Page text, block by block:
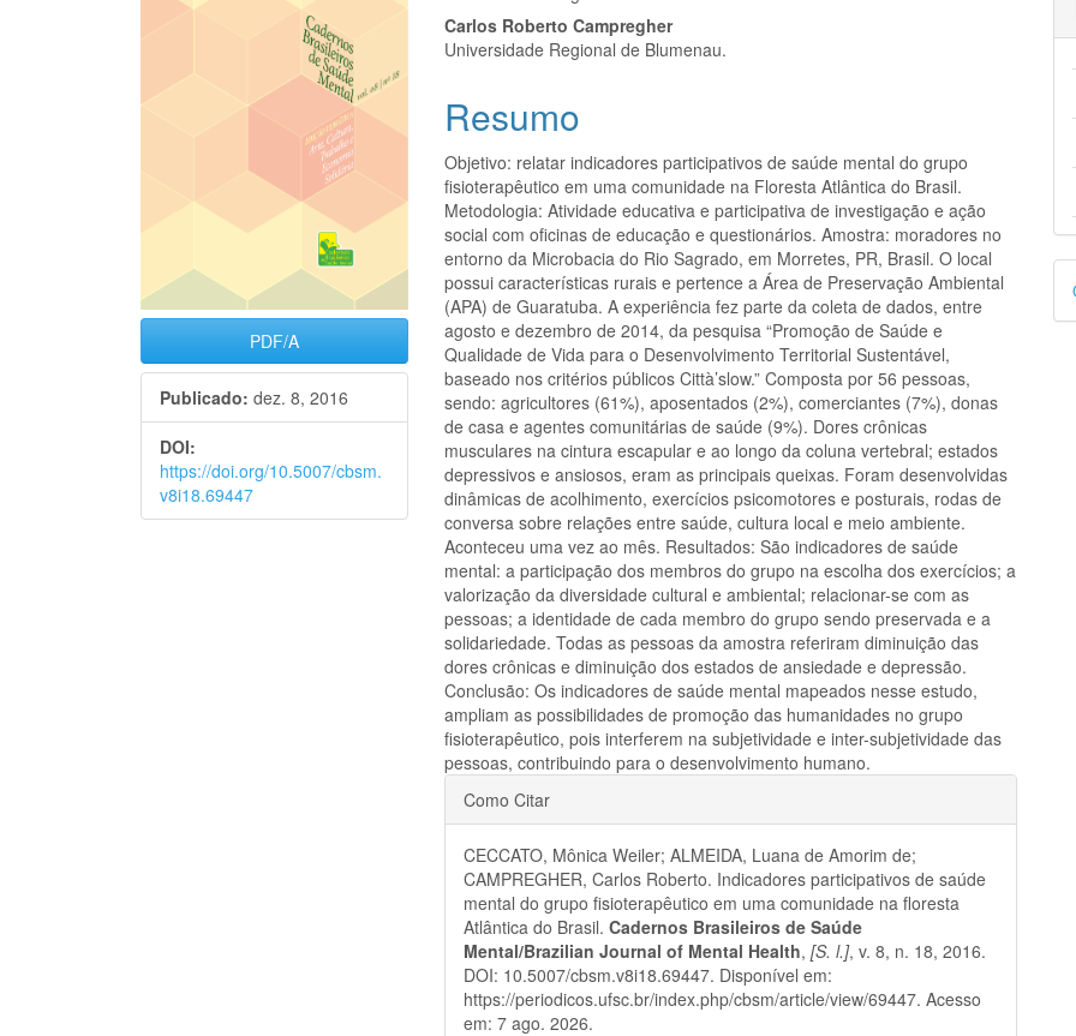
PDF/A
Publicado: dez. 8, 2016
DOI:
https://doi.org/10.5007/cbsm.
v8i18.69447
principal
Carlos Roberto Campregher
Universidade Regional de Blumenau.
Resumo
Objetivo: relatar indicadores participativos de saúde mental do grupo
fisioterapêutico em uma comunidade na Floresta Atlântica do Brasil.
Metodologia: Atividade educativa e participativa de investigação e ação
social com oficinas de educação e questionários. Amostra: moradores no
entorno da Microbacia do Rio Sagrado, em Morretes, PR, Brasil. O local
possui características rurais e pertence a Área de Preservação Ambiental
(APA) de Guaratuba. A experiência fez parte da coleta de dados, entre
agosto e dezembro de 2014, da pesquisa “Promoção de Saúde e
Qualidade de Vida para o Desenvolvimento Territorial Sustentável,
baseado nos critérios públicos Città’slow.” Composta por 56 pessoas,
sendo: agricultores (61%), aposentados (2%), comerciantes (7%), donas
de casa e agentes comunitárias de saúde (9%). Dores crônicas
musculares na cintura escapular e ao longo da coluna vertebral; estados
depressivos e ansiosos, eram as principais queixas. Foram desenvolvidas
dinâmicas de acolhimento, exercícios psicomotores e posturais, rodas de
conversa sobre relações entre saúde, cultura local e meio ambiente.
Aconteceu uma vez ao mês. Resultados: São indicadores de saúde
mental: a participação dos membros do grupo na escolha dos exercícios; a
valorização da diversidade cultural e ambiental; relacionar-se com as
pessoas; a identidade de cada membro do grupo sendo preservada e a
solidariedade. Todas as pessoas da amostra referiram diminuição das
dores crônicas e diminuição dos estados de ansiedade e depressão.
Conclusão: Os indicadores de saúde mental mapeados nesse estudo,
ampliam as possibilidades de promoção das humanidades no grupo
fisioterapêutico, pois interferem na subjetividade e inter-subjetividade das
pessoas, contribuindo para o desenvolvimento humano.
Detalhes
do
artigo
Como Citar
CECCATO, Mônica Weiler; ALMEIDA, Luana de Amorim de;
CAMPREGHER, Carlos Roberto. Indicadores participativos de saúde
mental do grupo fisioterapêutico em uma comunidade na floresta
Atlântica do Brasil.Cadernos Brasileiros de Saúde
Mental/Brazilian Journal of Mental Health,[S. l.], v. 8, n. 18, 2016.
DOI: 10.5007/cbsm.v8i18.69447. Disponível em:
https://periodicos.ufsc.br/index.php/cbsm/article/view/69447. Acesso
em: 7 ago. 2026.